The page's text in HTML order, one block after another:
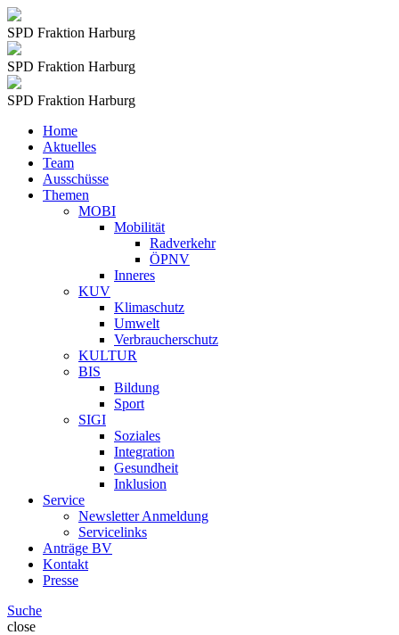
SPD Fraktion Harburg
SPD Fraktion Harburg
SPD Fraktion Harburg
Home
Aktuelles
Team
Ausschüsse
Themen
MOBI
Mobilität
Radverkehr
ÖPNV
Inneres
KUV
Klimaschutz
Umwelt
Verbraucherschutz
KULTUR
BIS
Bildung
Sport
SIGI
Soziales
Integration
Gesundheit
Inklusion
Service
Newsletter Anmeldung
Servicelinks
Anträge BV
Kontakt
Presse
Suche
close